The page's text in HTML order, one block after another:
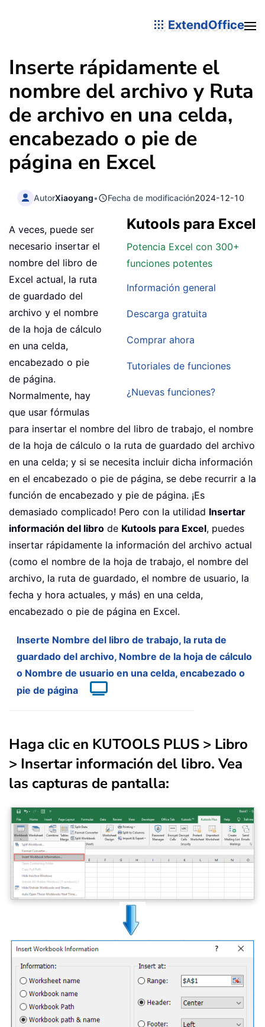
ExtendOffice
Inserte rápidamente el
nombre del archivo y Ruta
de archivo en una celda,
encabezado o pie de
página en Excel
AutorXiaoyang• Fecha de modificación2024-12-10
Kutools para Excel
Potencia Excel con 300+
funciones potentes
Información general
Descarga gratuita
Comprar ahora
Tutoriales de funciones
¿Nuevas funciones?
A veces, puede ser
necesario insertar el
nombre del libro de
Excel actual, la ruta
de guardado del
archivo y el nombre
de la hoja de cálculo
en una celda,
encabezado o pie
de página.
Normalmente, hay
que usar fórmulas
para insertar el nombre del libro de trabajo, el nombre
de la hoja de cálculo o la ruta de guardado del archivo
en una celda; y si se necesita incluir dicha información
en el encabezado o pie de página, se debe recurrir a la
función de encabezado y pie de página. ¡Es
demasiado complicado! Pero con la utilidad Insertar
información del libro de Kutools para Excel, puedes
insertar rápidamente la información del archivo actual
(como el nombre de la hoja de trabajo, el nombre del
archivo, la ruta de guardado, el nombre de usuario, la
fecha y hora actuales, y más) en una celda,
encabezado o pie de página en Excel.
Inserte Nombre del libro de trabajo, la ruta de
guardado del archivo, Nombre de la hoja de cálculo
o Nombre de usuario en una celda, encabezado o
pie de página
Haga clic en KUTOOLS PLUS > Libro
> Insertar información del libro. Vea
las capturas de pantalla: